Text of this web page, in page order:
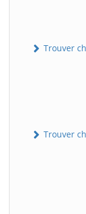
Trouver
Trouver